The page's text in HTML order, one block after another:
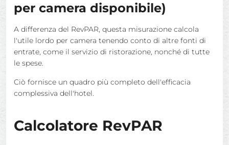
per camera disponibile)
A differenza del RevPAR, questa misurazione calcola
l'utile lordo per camera tenendo conto di altre fonti di
entrate, come il servizio di ristorazione, nonché di tutte
le spese.
Ciò fornisce un quadro più completo dell'efficacia
complessiva dell'hotel.
Calcolatore RevPAR